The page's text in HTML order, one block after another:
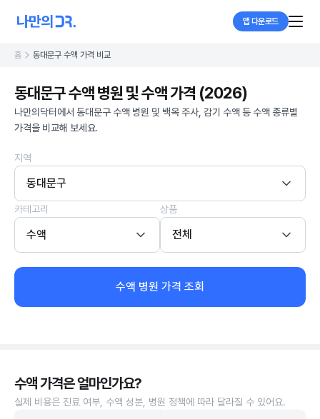
앱 다운로드
홈 동대문구 수액 가격 비교
동대문구 수액 병원 및 수액 가격 (2026)
나만의닥터에서 동대문구 수액 병원 및 백옥 주사, 감기 수액 등 수액 종류별
가격을 비교해 보세요.
지역
동대문구
카테고리
수액
상품
전체
수액 병원 가격 조회
수액 가격은 얼마인가요?
실제 비용은 진료 여부, 수액 성분, 병원 정책에 따라 달라질 수 있어요.